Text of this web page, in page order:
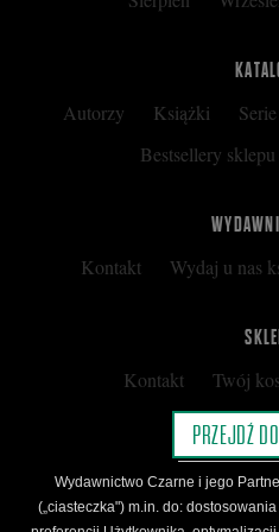
Autorzy Książki
Bestsellery sklepu
Kontakt Wydaj u nas
Kontakt Twój
Kup kartę
Regulamin
Regulamin
PRZEJDŹ
Wydawnictwo Czarne i jego
(„ciasteczka") m.in. do: